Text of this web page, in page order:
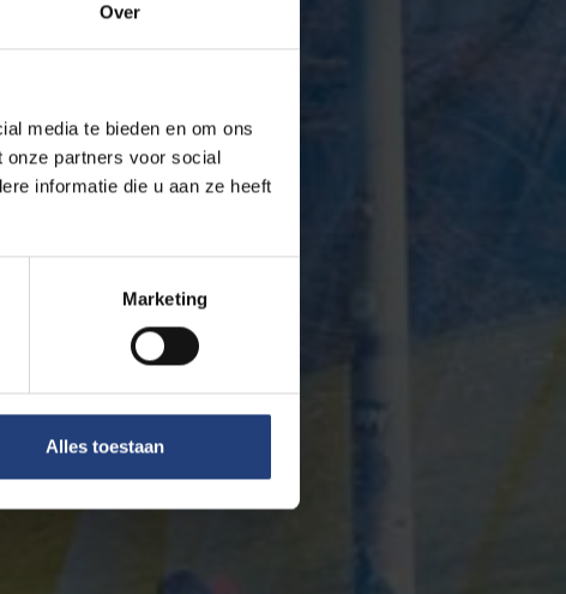
Over
media te bieden en om ons
onze partners voor social
informatie die u aan ze heeft
Marketing
Alles toestaan